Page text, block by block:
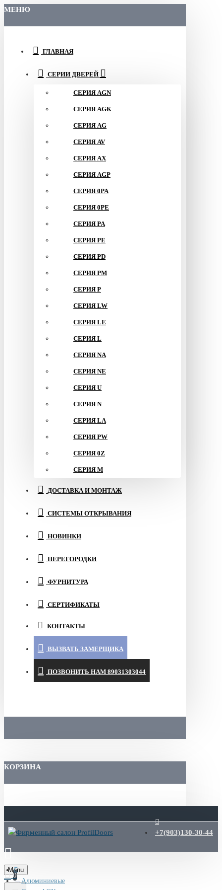
МЕНЮ
ГЛАВНАЯ
СЕРИИ ДВЕРЕЙ
СЕРИЯ AGN
СЕРИЯ AGK
СЕРИЯ AG
СЕРИЯ AV
СЕРИЯ AX
СЕРИЯ AGP
СЕРИЯ 0PA
СЕРИЯ 0PE
СЕРИЯ PA
СЕРИЯ PE
СЕРИЯ PD
СЕРИЯ PM
СЕРИЯ P
СЕРИЯ LW
СЕРИЯ LE
СЕРИЯ L
СЕРИЯ NA
СЕРИЯ NE
СЕРИЯ U
СЕРИЯ N
СЕРИЯ LA
СЕРИЯ PW
СЕРИЯ 0Z
СЕРИЯ M
ДОСТАВКА И МОНТАЖ
СИСТЕМЫ ОТКРЫВАНИЯ
НОВИНКИ
ПЕРЕГОРОДКИ
ФУРНИТУРА
СЕРТИФИКАТЫ
КОНТАКТЫ
ВЫЗВАТЬ ЗАМЕРЩИКА
ПОЗВОНИТЬ НАМ 89031303044
КОРЗИНА
+7(903)130-30-44
Menu
0
Алюминиевые